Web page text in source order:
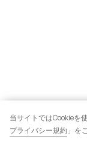
当サイトではCookieを
プライバシー規約 」を